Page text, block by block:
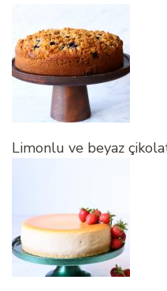
Limonlu ve beyaz